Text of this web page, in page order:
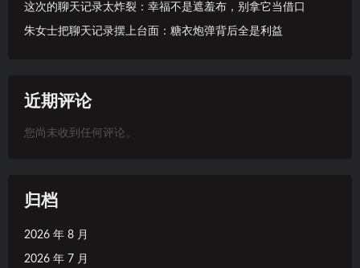
这次的聊天记录太炸裂：幸福不是遮羞布，别拿它当借口
朱女士把聊天记录摆上台面：糖衣炮弹背后全是利益
近期评论
您尚未收到任何评论。
归档
2026 年 8 月
2026 年 7 月